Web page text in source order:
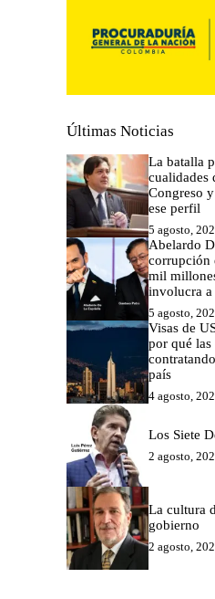
Últimas Noticias
La batalla
cualidades
Congreso
ese perfil
5 agosto,
Abelardo
corrupción
mil
involucra
5 agosto,
Visas de
por qué las
país
4 agosto,
Los Siete
2 agosto,
La cultura
gobierno
2 agosto,